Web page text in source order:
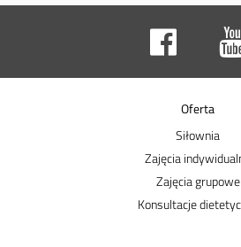
Oferta
Siłownia
Zajęcia
Zajęcia grupowe
Konsultacje